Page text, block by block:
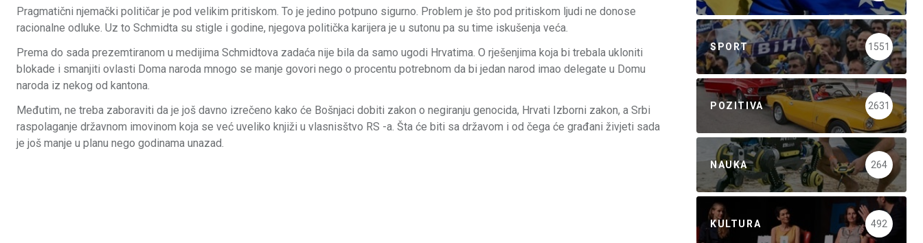
Pragmatični njemački političar je pod velikim pritiskom. To je jedino potpuno sigurno. Problem je što pod pritiskom ljudi ne donose
racionalne odluke. Uz to Schmidta su stigle i godine, njegova politička karijera je u sutonu pa su time iskušenja veća.
Prema do sada prezemtiranom u medijima Schmidtova zadaća nije bila da samo ugodi Hrvatima. O rješenjima koja bi trebala ukloniti
blokade i smanjiti ovlasti Doma naroda mnogo se manje govori nego o procentu potrebnom da bi jedan narod imao delegate u Domu
naroda iz nekog od kantona.
Međutim, ne treba zaboraviti da je još davno izrečeno kako će Bošnjaci dobiti zakon o negiranju genocida, Hrvati Izborni zakon, a Srbi
raspolaganje državnom imovinom koja se već uveliko knjiži u vlasnisštvo RS -a. Šta će biti sa državom i od čega će građani živjeti sada
je još manje u planu nego godinama unazad.
SPORT 1551
POZITIVA 2631
NAUKA 264
KULTURA 492